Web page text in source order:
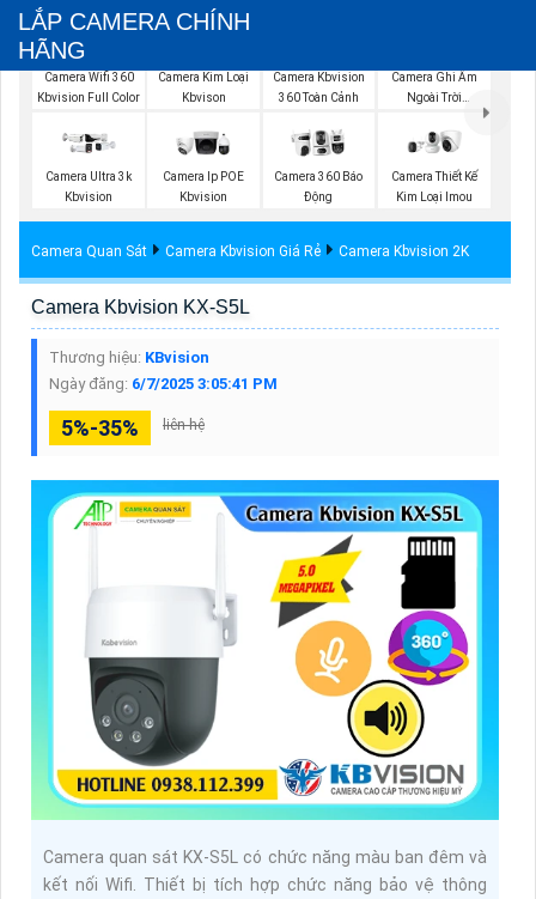
LẮP CAMERA CHÍNH
HÃNG
Camera Wifi 360
Kbvision Full Color
Camera Kim Loại
Kbvison
Camera Kbvision
360 Toàn Cảnh
Camera Ghi Âm
Ngoài Trời
Camera Ultra 3k
Kbvision
Camera Ip POE
Kbvision
Camera 360 Báo
Động
Camera Thiết Kế
Kim Loại Imou
Camera Quan Sát Camera Kbvision Giá Rẻ Camera Kbvision 2K
Camera Kbvision KX-S5L
Thương hiệu: KBvision
Ngày đăng: 6/7/2025 3:05:41 PM
5%-35% liên hệ
Camera quan sát KX-S5L có chức năng màu ban đêm và
kết nối Wifi. Thiết bị tích hợp chức năng bảo vệ thông